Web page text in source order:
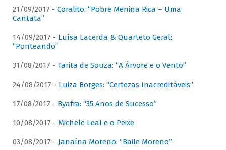
21/09/2017 - Coralito: “Pobre Menina Rica – Uma
Cantata”
14/09/2017 - Luísa Lacerda & Quarteto Geral:
“Ponteando”
31/08/2017 - Tarita de Souza: “A Árvore e o Vento”
24/08/2017 - Luiza Borges: “Certezas Inacreditáveis”
17/08/2017 - Byafra: “35 Anos de Sucesso”
10/08/2017 - Michele Leal e o Peixe
03/08/2017 - Janaína Moreno: “Baile Moreno”